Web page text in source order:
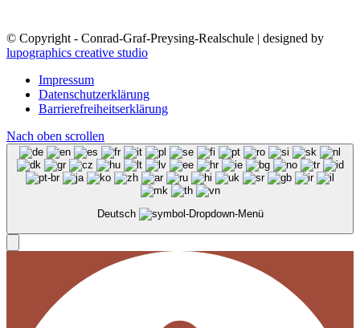
© Copyright - Conrad-Graf-Preysing-Realschule | designed by
lupographics creative studio
Impressum
Datenschutzerklärung
Barrierefreiheitserklärung
Nach oben scrollen
Deutsch